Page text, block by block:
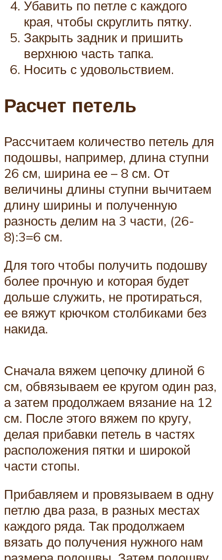
Убавить по петле с каждого
края, чтобы скруглить пятку.
Закрыть задник и пришить
верхнюю часть тапка.
Носить с удовольствием.
Расчет петель
Рассчитаем количество петель для
подошвы, например, длина ступни
26 см, ширина ее – 8 см. От
величины длины ступни вычитаем
длину ширины и полученную
разность делим на 3 части, (26-
8):3=6 см.
Для того чтобы получить подошву
более прочную и которая будет
дольше служить, не протираться,
ее вяжут крючком столбиками без
накида.
Сначала вяжем цепочку длиной 6
см, обвязываем ее кругом один раз,
а затем продолжаем вязание на 12
см. После этого вяжем по кругу,
делая прибавки петель в частях
расположения пятки и широкой
части стопы.
Прибавляем и провязываем в одну
петлю два раза, в разных местах
каждого ряда. Так продолжаем
вязать до получения нужного нам